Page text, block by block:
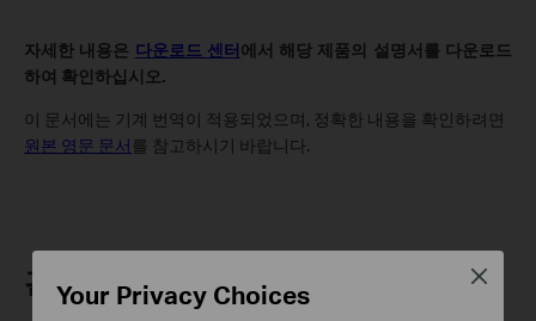
자세한 내용은 다운로드 센터에서 해당 제품의 설명서를 다운로드
하여 확인하십시오.
이 문서에는 기계 번역이 적용되었으며, 정확한 내용을 확인하려면
원본 영문 문서 를 참고하시기 바랍니다.
관련 FAQ
Your Privacy Choices
Close